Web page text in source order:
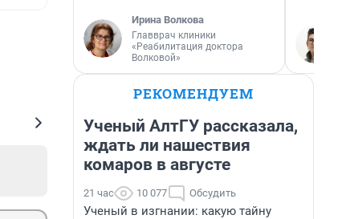
Ирина Волкова
Главврач клиники
«Реабилитация доктора
Волковой»
РЕКОМЕНДУЕМ
Ученый АлтГУ рассказала,
ждать ли нашествия
комаров в августе
21 час 10 077 Обсудить
Ученый в изгнании: какую тайну